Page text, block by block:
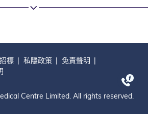
招標 私隱政策
免責聲明
Centre Limited. All rights reserved.